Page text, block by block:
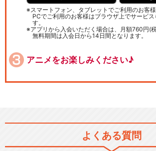
スマートフォン、タブレットでご利用のお客様
PCでご利用のお客様はブラウザ上でサービス
す。
アプリから入会いただく場合は、月額760円(
無料期間は入会日から14日間となります。
アニメをお楽しみください♪
よくある質問